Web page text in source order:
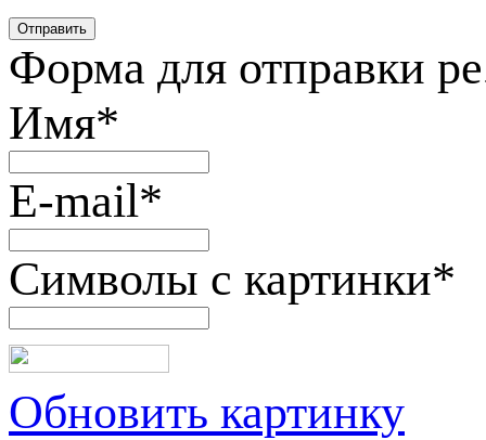
Форма для отправки
Имя*
E-mail*
Символы с картинки*
Обновить картинку